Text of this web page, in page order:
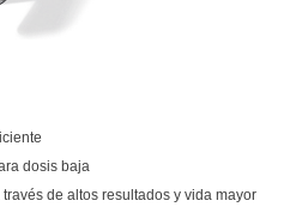
dosis baja
de altos resultados y vida mayor